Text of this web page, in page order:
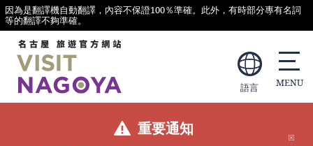
因為是翻譯機自動翻譯，內容不保證100％準確。此外，有時部分專有名詞
等的翻譯不夠準確。
語言
重要通知